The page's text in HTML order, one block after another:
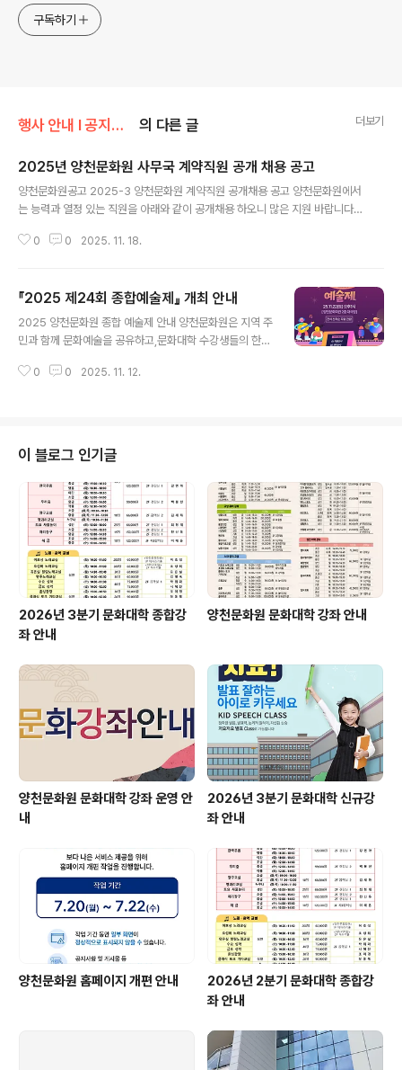
구독하기
행사 안내 Ι 공지사항/공지사항 의 다른 글 더보기
2025년 양천문화원 사무국 계약직원 공개 채용 공고
양천문화원공고 2025-3 양천문화원 계약직원 공개채용 공고 양천문화원에서
는 능력과 열정 있는 직원을 아래와 같이 공개채용 하오니 많은 지원 바랍니다.
업무(초보자도 가능)② 만 18세 이상인 자3. 근로조건 ※ 문화원 제 규정에 의거
무기술서를 참조하시기 바랍니다.7. 결격사유 : 본원 인사규정 제8조(결격사유)
에 해당되지 않는 사람8. 최종합격자 발표 후 임용 시 즉시 근무 가능한자. 2. 응
시원서 교부 및 접수1. 원서교부 : ’25. 11. ..
0 0 2025. 11. 18.
『2025 제24회 종합예술제』 개최 안내
2025 양천문화원 종합 예술제 안내 양천문화원은 지역 주
민과 함께 문화예술을 공유하고,문화대학 수강생들의 한
예술제」를 개최합니다. 본 예술제는 수강생들이 1년 동안
22일(토) 오후 1시장소: 양천문화회관 2층 대극장관람: 전
석 선착순 무료 관람■ 프로그램 안내작품 전시개막 인사
강좌 발표 공연초대가수 공연행운권 추첨■ 문의양천문화
원 사무국☎ 02-2651-5300 문화예술을 통해 지역과
함께 성장하는 자리입니다.많은 관심과 참여 바랍니다.
0 0 2025. 11. 12.
이 블로그 인기글
2026년 3분기 문화대학 종합강
좌 안내
양천문화원 문화대학 강좌 안내
양천문화원 문화대학 강좌 운영 안
내
2026년 3분기 문화대학 신규강
좌 안내
양천문화원 홈페이지 개편 안내
2026년 2분기 문화대학 종합강
좌 안내